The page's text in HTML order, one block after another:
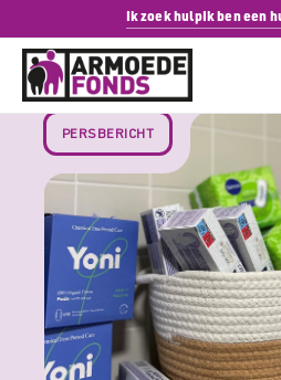
Ik zoek hulpIk ben een
PERSBERICHT